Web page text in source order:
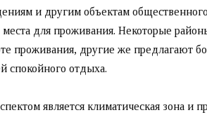
и другим объектам
для проживания. Некоторые
проживания, другие же предлагают
спокойного отдыха.
является климатическая зона и